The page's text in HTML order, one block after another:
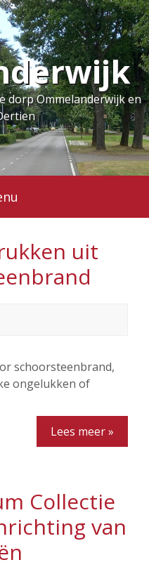
dorp Ommelanderwijk en
uit
schoorsteenbrand,
ongelukken of
Lees meer »
Collectie
van